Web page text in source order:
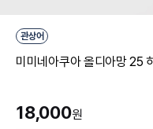
관상어
미미네아쿠아 올디아망 25
18,000원